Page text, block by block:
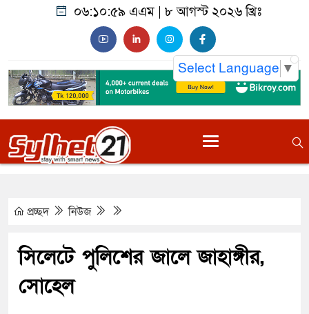
০৬:১১:০০ এএম| ৮ আগস্ট ২০২৬ খ্রিঃ
Select Language ▼
প্রচ্ছদ নিউজ
সিলেটে পুলিশের জালে জাহাঙ্গীর,
সোহেল